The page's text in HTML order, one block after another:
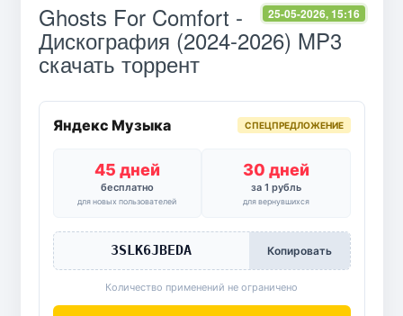
25-05-2026, 15:16
Ghosts For Comfort -
Дискография (2024-2026) MP3
скачать торрент
Яндекс Музыка СПЕЦПРЕДЛОЖЕНИЕ
45 дней
бесплатно
для новых пользователей
30 дней
за 1 рубль
для вернувшихся
3SLK6JBEDA Копировать
Количество применений не ограничено